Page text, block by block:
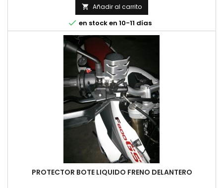
 Añadir al carrito
 en stock en 10-11 días
PROTECTOR BOTE LIQUIDO FRENO DELANTERO